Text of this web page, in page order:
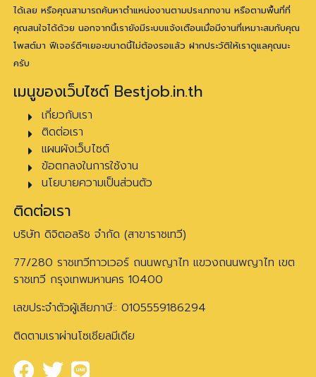
ได้เลย หรือคุณสามารถค้นหาตำแหน่งงานตามประเภทงาน หรือตามพื้นที่ที่
คุณสนใจได้ด้วย นอกจากนี้เรายังมีระบบแจ้งเตือนเมื่อมีงานที่เหมาะสมกับคุณ
โพสต์มา ฟีเจอร์ดีๆเยอะขนาดนี้ไม่ต้องรอแล้ว ฝากประวัติให้เราดูแลคุณนะ
ครับ
เมนูของเว็บไซต์ Bestjob.in.th
เกี่ยวกับเรา
ติดต่อเรา
แผนผังเว็บไซต์
ข้อตกลงในการใช้งาน
นโยบายความเป็นส่วนตัว
ติดต่อเรา
บริษัท ดิจิตอลริช จำกัด (สาขาราชเทวี)
77/280 ราชเทวีทาวเวอร์ ถนนพญาไท แขวงถนนพญาไท เขต
ราชเทวี กรุงเทพมหานคร 10400
เลขประจำตัวผู้เสียภาษี:: 0105559186294
ติดตามเราผ่านโซเชียลมีเดีย